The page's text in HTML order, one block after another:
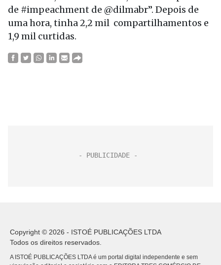
de #impeachment de @dilmabr”. Depois de
uma hora, tinha 2,2 mil compartilhamentos e
1,9 mil curtidas.
Copyright © 2026 - ISTOÉ PUBLICAÇÕES LTDA
Todos os direitos reservados.
A ISTOÉ PUBLICAÇÕES LTDA é um portal digital independente e sem